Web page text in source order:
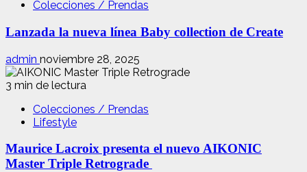
Colecciones / Prendas
Lanzada la nueva línea Baby collection de Create
admin noviembre 28, 2025
3 min de lectura
Colecciones / Prendas
Lifestyle
Maurice Lacroix presenta el nuevo AIKONIC
Master Triple Retrograde